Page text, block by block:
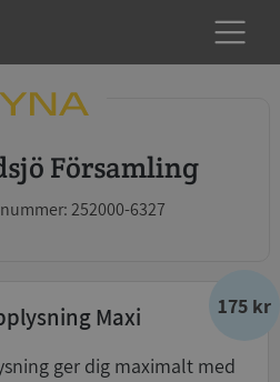
Församling
252000-6327
175 kr
Maxi
ger dig maximalt med